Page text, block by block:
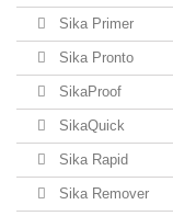
Sika Primer
Sika Pronto
SikaProof
SikaQuick
Sika Rapid
Sika Remover